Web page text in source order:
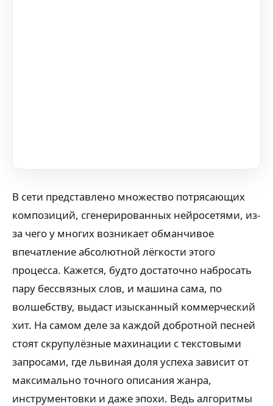
В сети представлено множество потрясающих
композиций, сгенерированных нейросетями, из-
за чего у многих возникает обманчивое
впечатление абсолютной лёгкости этого
процесса. Кажется, будто достаточно набросать
пару бессвязных слов, и машина сама, по
волшебству, выдаст изысканный коммерческий
хит. На самом деле за каждой добротной песней
стоят скрупулёзные махинации с текстовыми
запросами, где львиная доля успеха зависит от
максимально точного описания жанра,
инструментовки и даже эпохи. Ведь алгоритмы